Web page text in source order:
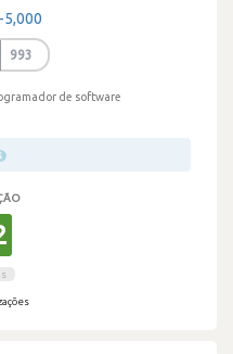
5,000
993
de software